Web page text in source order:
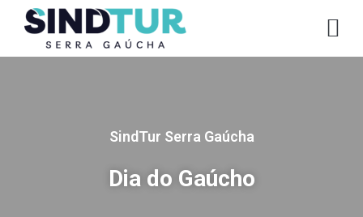
SindTur Serra Gaúcha
Dia do Gaúcho